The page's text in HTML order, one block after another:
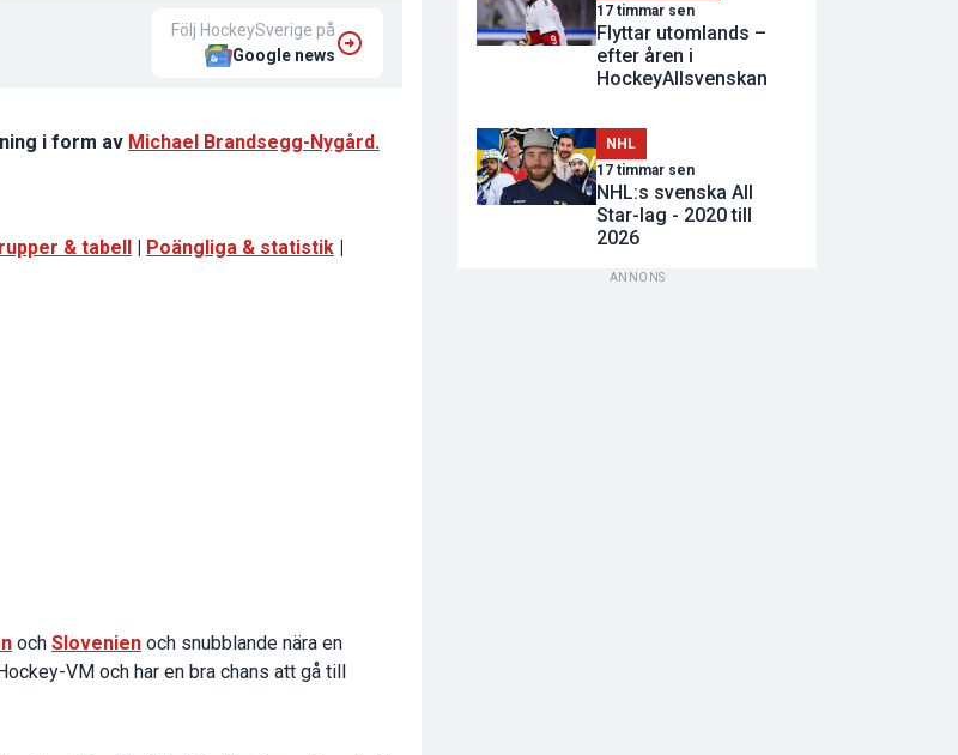
Följ HockeySverige på
Google news
i form av Michael Brandsegg-Nygård.
& tabell Poängliga & statistik
och Slovenien och snubblande nära en
VM och har en bra chans att gå till
17 timmar sen
Flyttar utomlands –
efter åren i
HockeyAllsvenskan
NHL
17 timmar sen
NHL:s svenska All
Star-lag - 2020 till
2026
ANNONS